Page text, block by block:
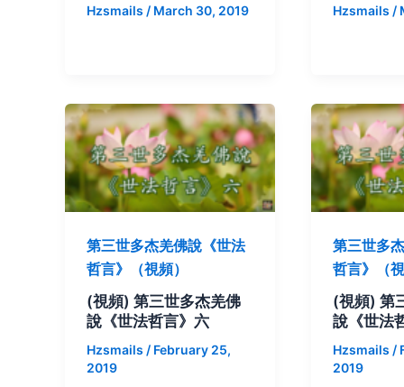
Hzsmails / March 30, 2019 Hzsmails /
第三世多杰羌佛說《世法
哲言》（視頻）
(視頻) 第三世多杰羌佛
說《世法哲言》六
Hzsmails / February 25,
2019
第三世多
哲言》（
(視頻) 第
說《世法
Hzsmails /
2019